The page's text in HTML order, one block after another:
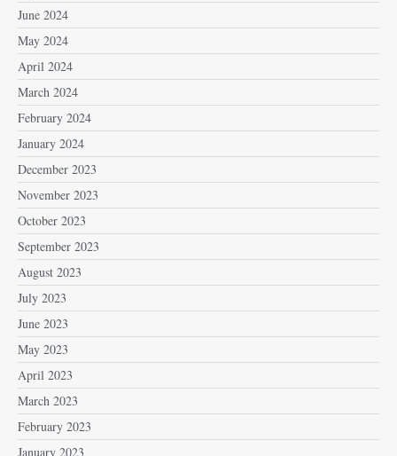
June 2024
May 2024
April 2024
March 2024
February 2024
January 2024
December 2023
November 2023
October 2023
September 2023
August 2023
July 2023
June 2023
May 2023
April 2023
March 2023
February 2023
January 2023